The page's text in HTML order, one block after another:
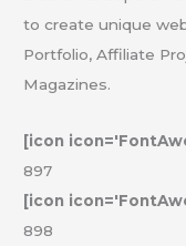
to create unique
Portfolio, Affiliate
Magazines.
[icon
897
[icon
898